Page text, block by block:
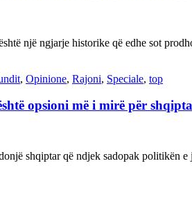
një ngjarje historike që edhe sot
, Opinione, Rajoni, Speciale, top
opsioni më i mirë për
shqiptar që ndjek sadopak politikën